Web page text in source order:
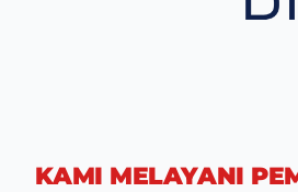
KAMI MELAYANI